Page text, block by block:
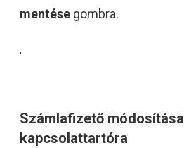
mentése gombra.
Számlafizető módosítása
kapcsolattartóra